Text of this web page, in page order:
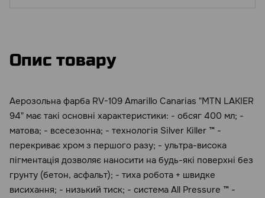
Опис товару
Аерозольна фарба RV-109 Amarillo Canarias "MTN LAKIER
94" має такі основні характеристики: - обсяг 400 мл; -
матова; - всесезонна; - технологія Silver Killer ™ -
перекриває хром з першого разу; - ультра-висока
пігментація дозволяє наносити на будь-які поверхні без
грунту (бетон, асфальт); - тиха робота + швидке
висихання; - низький тиск; - система All Pressure ™ -